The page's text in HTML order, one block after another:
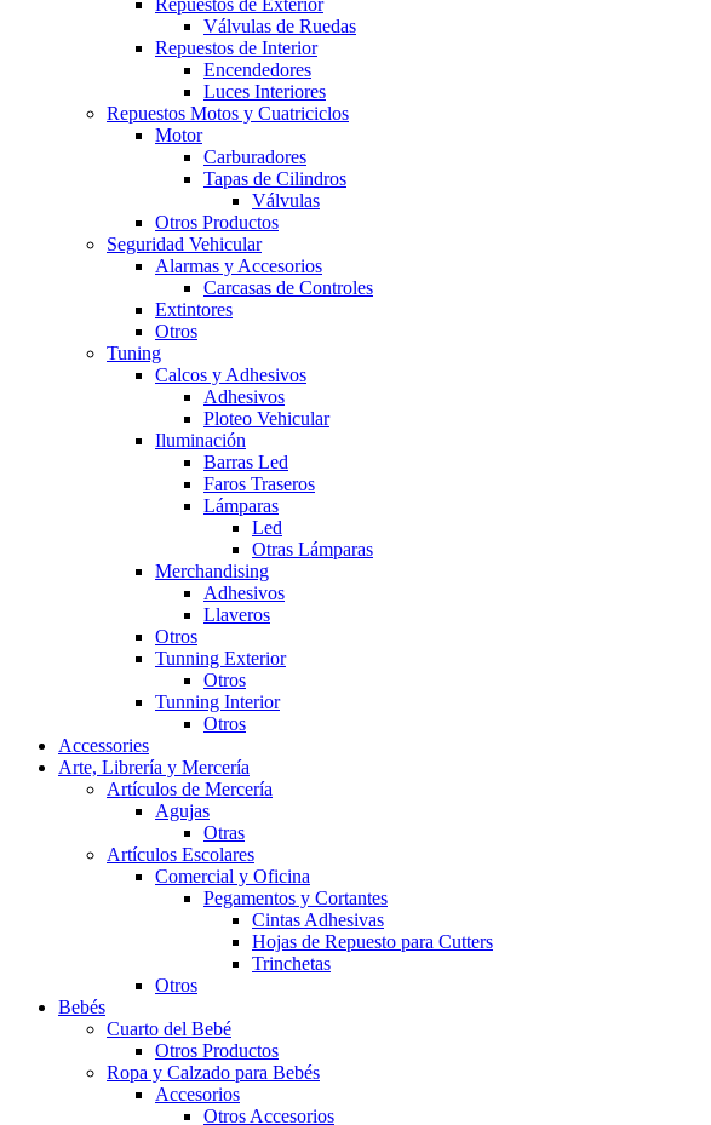
Repuestos de Exterior
Válvulas de Ruedas
Repuestos de Interior
Encendedores
Luces Interiores
Repuestos Motos y Cuatriciclos
Motor
Carburadores
Tapas de Cilindros
Válvulas
Otros Productos
Seguridad Vehicular
Alarmas y Accesorios
Carcasas de Controles
Extintores
Otros
Tuning
Calcos y Adhesivos
Adhesivos
Ploteo Vehicular
Iluminación
Barras Led
Faros Traseros
Lámparas
Led
Otras Lámparas
Merchandising
Adhesivos
Llaveros
Otros
Tunning Exterior
Otros
Tunning Interior
Otros
Accessories
Arte, Librería y Mercería
Artículos de Mercería
Agujas
Otras
Artículos Escolares
Comercial y Oficina
Pegamentos y Cortantes
Cintas Adhesivas
Hojas de Repuesto para Cutters
Trinchetas
Otros
Bebés
Cuarto del Bebé
Otros Productos
Ropa y Calzado para Bebés
Accesorios
Otros Accesorios